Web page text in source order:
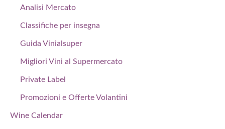
Analisi Mercato
Classifiche per insegna
Guida Vinialsuper
Migliori Vini al Supermercato
Private Label
Promozioni e Offerte Volantini
Wine Calendar